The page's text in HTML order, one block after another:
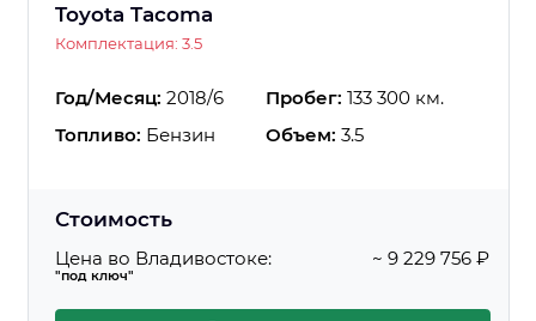
Toyota Tacoma
Комплектация: 3.5
Год/Месяц: 2018/6 Пробег: 133 300 км.
Топливо: Бензин Объем: 3.5
Стоимость
Цена во Владивостоке:
"под ключ"
~ 9 229 756 ₽